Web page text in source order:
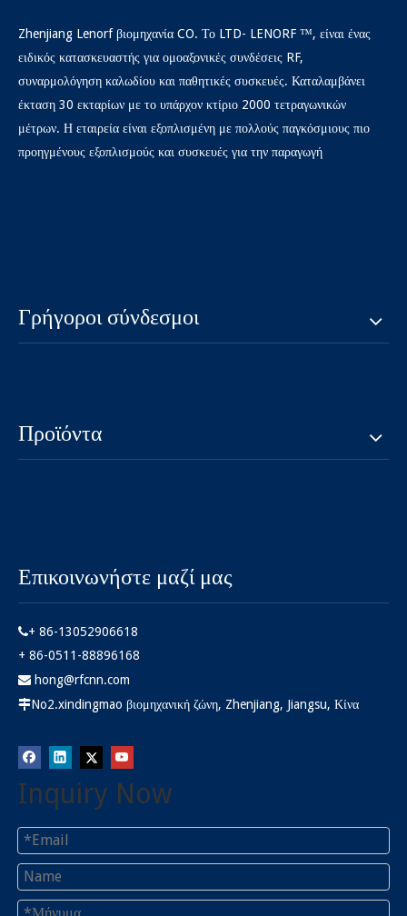
Zhenjiang Lenorf βιομηχανία CO. Το LTD- LENORF ™, είναι ένας
ειδικός κατασκευαστής για ομοαξονικές συνδέσεις RF,
συναρμολόγηση καλωδίου και παθητικές συσκευές. Καταλαμβάνει
έκταση 30 εκταρίων με το υπάρχον κτίριο 2000 τετραγωνικών
μέτρων. Η εταιρεία είναι εξοπλισμένη με πολλούς παγκόσμιους πιο
προηγμένους εξοπλισμούς και συσκευές για την παραγωγή
Γρήγοροι σύνδεσμοι
Προϊόντα
Επικοινωνήστε μαζί μας
+ 86-13052906618
+ 86-0511-88896168
 hong@rfcnn.com
No2.xindingmao βιομηχανική ζώνη, Zhenjiang, Jiangsu, Κίνα
Inquiry Now